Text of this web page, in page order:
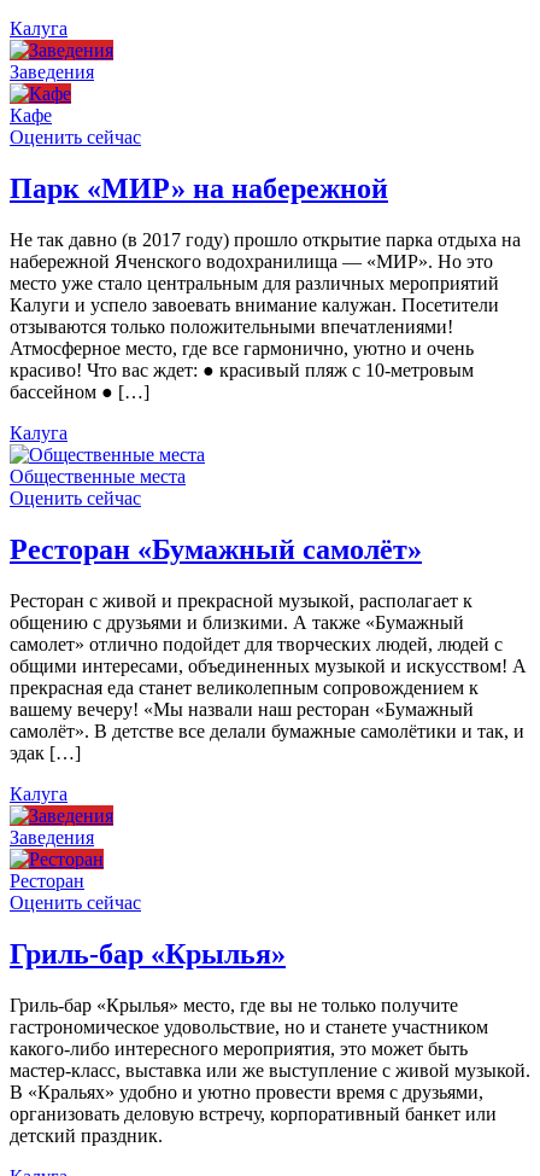
Калуга
Заведения
Кафе
Оценить сейчас
Парк «МИР» на набережной
Не так давно (в 2017 году) прошло открытие парка отдыха на
набережной Яченского водохранилища — «МИР». Но это
место уже стало центральным для различных мероприятий
Калуги и успело завоевать внимание калужан. Посетители
отзываются только положительными впечатлениями!
Атмосферное место, где все гармонично, уютно и очень
красиво! Что вас ждет: ● красивый пляж с 10-метровым
бассейном ● […]
Калуга
Общественные места
Оценить сейчас
Ресторан «Бумажный самолёт»
Ресторан с живой и прекрасной музыкой, располагает к
общению с друзьями и близкими. А также «Бумажный
самолет» отлично подойдет для творческих людей, людей с
общими интересами, объединенных музыкой и искусством! А
прекрасная еда станет великолепным сопровождением к
вашему вечеру! «Мы назвали наш ресторан «Бумажный
самолёт». В детстве все делали бумажные самолётики и так, и
эдак […]
Калуга
Заведения
Ресторан
Оценить сейчас
Гриль-бар «Крылья»
Гриль-бар «Крылья» место, где вы не только получите
гастрономическое удовольствие, но и станете участником
какого-либо интересного мероприятия, это может быть
мастер-класс, выставка или же выступление с живой музыкой.
В «Кральях» удобно и уютно провести время с друзьями,
организовать деловую встречу, корпоративный банкет или
детский праздник.